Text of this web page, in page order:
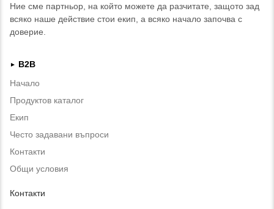
Ние сме партньор, на който можете да разчитате, защото зад
всяко наше действие стои екип, а всяко начало започва с
доверие.
►
B2B
Начало
Продуктов каталог
Екип
Често задавани въпроси
Контакти
Общи условия
Контакти